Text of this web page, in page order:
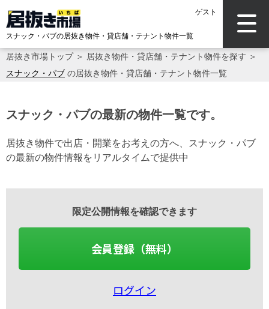
ゲスト
スナック・パブの居抜き物件・貸店舗・テナント物件一覧
居抜き市場トップ＞ 居抜き物件・貸店舗・テナント物件を探す ＞
スナック・パブ の居抜き物件・貸店舗・テナント物件一覧
スナック・パブの最新の物件一覧です。
居抜き物件で出店・開業をお考えの方へ、スナック・パブ
の最新の物件情報をリアルタイムで提供中
限定公開情報を確認できます
会員登録（無料）
ログイン